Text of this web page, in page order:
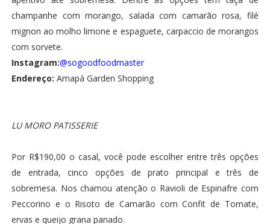
champanhe com morango, salada com camarão rosa, filé
mignon ao molho limone e espaguete, carpaccio de morangos
com sorvete.
Instagram:@sogoodfoodmaster
Endereço: Amapá Garden Shopping
LU MORO PATISSERIE
Por R$190,00 o casal, você pode escolher entre três opções
de entrada, cinco opções de prato principal e três de
sobremesa. Nos chamou atenção o Ravioli de Espinafre com
Peccorino e o Risoto de Camarão com Confit de Tomate,
ervas e queijo grana panado.